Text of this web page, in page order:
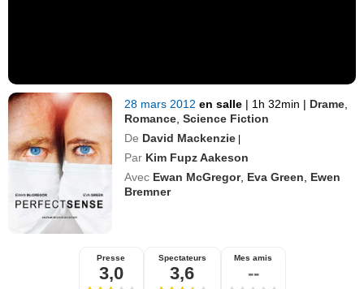
28 mars 2012en salle | 1h 32min | Drame
Romance ,Science Fiction
De David Mackenzie |
Par Kim Fupz Aakeson
Avec Ewan McGregor, Eva Green
Ewen
Bremner
Presse
3,0
Spectateurs
3,6
Mes amis
--